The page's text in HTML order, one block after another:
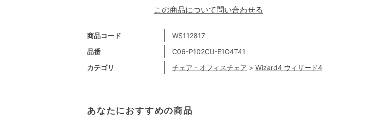
商品コード
WS112817
品番
C06-P102CU-E1G4T41
カテゴリ
チェア・オフィスチェア > Wizard4 ウィザード4
あなたにおすすめの商品
この商品について問い合わせる